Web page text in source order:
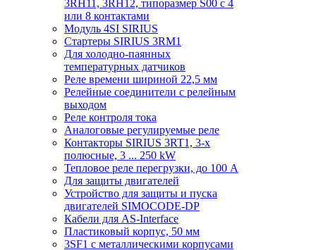
3RH11, 3RH12, типоразмер S00 с 4
или 8 контактами
Модуль 4SI SIRIUS
Стартеры SIRIUS 3RM1
Для холодно-паянных
температурных датчиков
Реле времени шириной 22,5 мм
Релейные соединители с релейным
выходом
Реле контроля тока
Аналоговые регулируемые реле
Контакторы SIRIUS 3RT1, 3-х
полюсные, 3 ... 250 kW
Тепловое реле перегрузки, до 100 A
Для защиты двигателей
Устройство для защиты и пуска
двигателей SIMOCODE-DP
Кабели для AS-Interface
Пластиковый корпус, 50 мм
3SF1 с металлическими корпусами